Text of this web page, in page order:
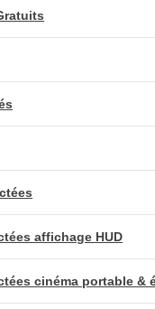
affichage HUD
cinéma portable &